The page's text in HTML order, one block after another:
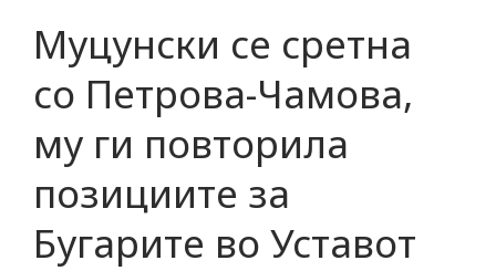
Муцунски се сретна
со Петрова-Чамова,
му ги повторила
позициите за
Бугарите во Уставот